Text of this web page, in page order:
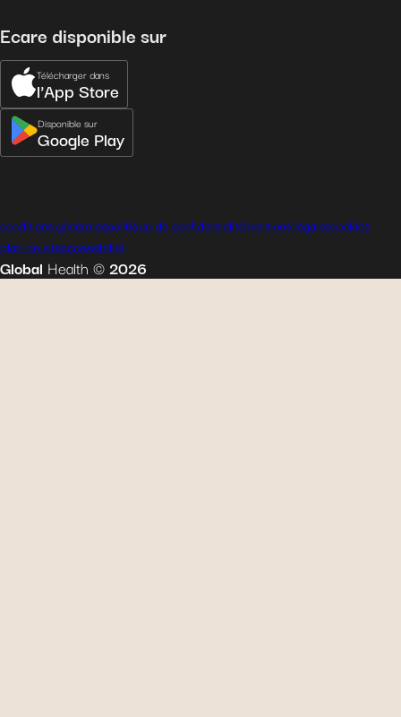
Ecare disponible sur
Télécharger dans
l'App Store
Disponible sur
Google Play
Global Health ©2026
conditions généralespolitique de confidentialitémentions légalescookies
plan de siteaccessibilité